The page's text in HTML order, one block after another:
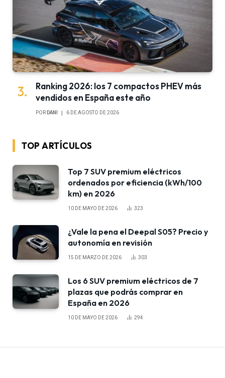
Ranking 2026: los 7 compactos PHEV más
vendidos en España este año
POR DANI 6 DE AGOSTO DE 2026
TOP ARTÍCULOS
Top 7 SUV premium eléctricos
ordenados por eficiencia (kWh/100
km) en 2026
10 DE MAYO DE 2026 323
¿Vale la pena el Deepal S05? Precio y
autonomía en revisión
15 DE MARZO DE 2026 303
Los 6 SUV premium eléctricos de 7
plazas que podrás comprar en
España en 2026
10 DE MAYO DE 2026 294